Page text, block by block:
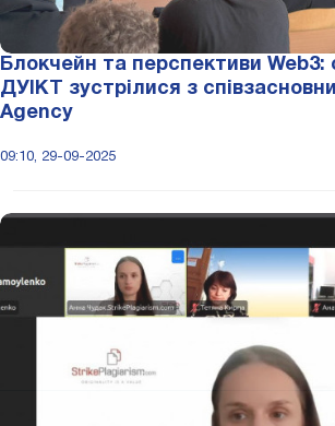
Блокчейн та перспективи Web3:
ДУІКТ зустрілися з
Agency
09:10, 29-09-2025